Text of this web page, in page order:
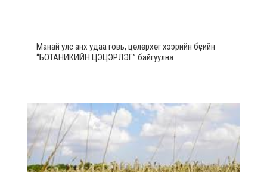
Манай улс анх удаа говь, цөлөрхөг хээрийн бүсийн
“БОТАНИКИЙН ЦЭЦЭРЛЭГ” байгуулна